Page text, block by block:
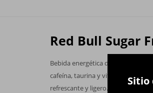
Sitio
Red Bull Sugar
Bebida energética diseñada para
cafeína, taurina y vitaminas del
refrescante y ligero.